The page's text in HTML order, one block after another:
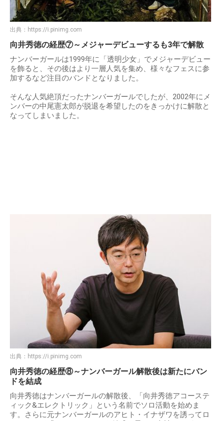
出典： https://i.pinimg.com
向井秀徳の経歴⑦～メジャーデビューするも3年で解散
ナンバーガールは1999年に「透明少女」でメジャーデビュー
を飾ると、その後はより一層人気を集め、様々なフェスに参
加するなど注目のバンドとなりました。
そんな人気絶頂だったナンバーガールでしたが、2002年にメ
ンバーの中尾憲太郎が脱退を希望したのをきっかけに解散と
なってしまいました。
出典： https://i.pinimg.com
向井秀徳の経歴⑧～ナンバーガール解散後は新たにバン
ドを結成
向井秀徳はナンバーガールの解散後、「向井秀徳アコーステ
ィック&エレクトリック」という名前でソロ活動を始めま
す。さらに元ナンバーガールのアヒト・イナザワを誘ってロ